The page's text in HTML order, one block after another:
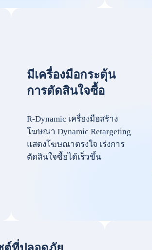
มีเครื่องมือกระตุ้น
การตัดสินใจซื้อ
R-Dynamic เครื่องมือสร้าง
โฆษณา Dynamic Retargeting
แสดงโฆษณาตรงใจ เร่งการ
ตัดสินใจซื้อได้เร็วขึ้น